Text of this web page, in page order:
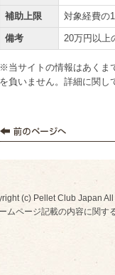
補助上限 対象経費の
備考 20万円以上
※当サイトの情報はあくま
を負いません。詳細に関し
(c) Pellet Club Japan
ムページ記載の内容に関す